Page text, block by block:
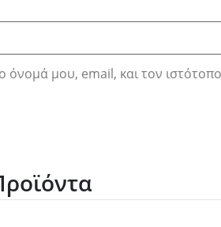
όνομά μου, email, και τον